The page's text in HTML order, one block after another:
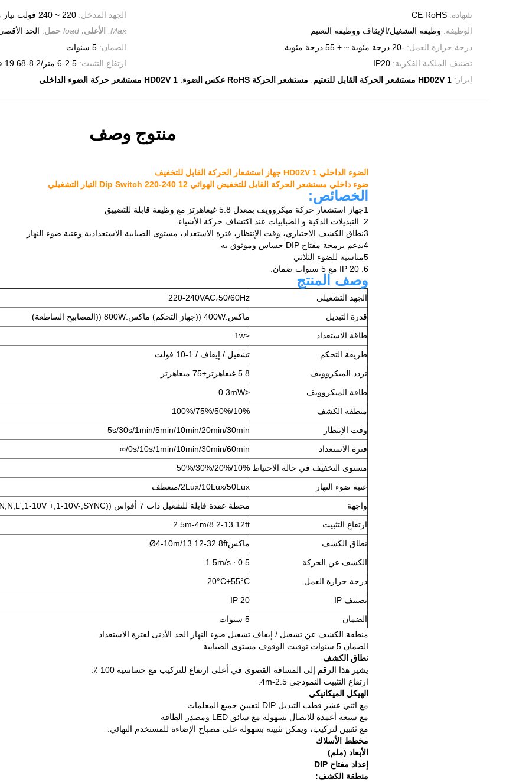
الجهد المدخل: 220 ~ 240 فولت تيار متردد 50/60 هرتز شهادة: CE RoHS
Max.
الأعلى. load حمل: الحد الأقصى 400 الوظيفة: وظيفة التشغيل/الإيقاف ووظيفة التعتيم
الضمان: 5 سنوات درجة حرارة العمل: -20 درجة مئوية ~ + 55 درجة مئوية
ارتفاع التثبيت: 2.5-6 متر/8.2-19.68 قدم (مثبتة على السقف) تصنيف الملكية الفكرية: IP20
إبراز: HD02V 1 مستشعر الحركة القابل للتعتيم مستشعر الحركة RoHS عكس الضوء HD02V 1 مستشعر حركة الضوء الداخلي
منتوج وصف
الضوء الداخلي HD02V 1 جهاز استشعار الحركة القابل للتخفيف
ضوء داخلي مستشعر الحركة القابل للتخفيض الهوائي 12 Dip Switch 220-240 التيار التشغيلي
الخصائص:
1جهاز استشعار حركة ميكروويف بمعدل 5.8 غيغاهرتز مع وظيفة قابلة للتضييق
2. التبديلات الذكية و الضبابيات عند اكتشاف حركة الأشياء
3نطاق الكشف الاختياري، وقت الإنتظار، فترة الاستعداد، مستوى الضبابية الاستعدادية وعتبة ضوء النهار.
4يدعم برمجة مفتاح DIP حساس وموثوق به
5مناسبة للضوء الثلاثي
6. IP 20 مع 5 سنوات ضمان.
وصف المنتج
الجهد التشغيلي
220-240VAC،50/60Hz
قدرة التبديل
ماكس.400W ((جهاز التحكم) ماكس.800W ((المصابيح الساطعة)
طاقة الاستعداد
≤
1w
طريقة التحكم
تشغيل / إيقاف / 1-10 فولت
تردد الميكروويف
5.8 غيغاهرتز ±75 ميغاهرتز
طاقة الميكروويف
<0.3mW
منطقة الكشف
10%/50%/75%/100%
وقت الإنتظار
5s/30s/1min/5min/10min/20min/30min
فترة الاستعداد
0s/10s/1min/10min/30min/60min/
∞
مستوى التخفيف في حالة الاحتياط 10%/20%/30%/50%
عتبة ضوء النهار
2Lux/10Lux/50Lux/منعطف
واجهة
محطة عقدة قابلة للشغيل ذات 7 أقواس ((L,N,N,L',1-10V +,1-10V-,SYNC) للكابل 1.5mm2
ارتفاع التثبيت
2.5m-4m/8.2-13.12ft
نطاق الكشف
ماكس Ø4-10m/13.12-32.8ft
الكشف عن الحركة
0.5 ∙ 1.5m/s
درجة حرارة العمل
20°C+55°C
تصنيف IP
IP 20
الضمان
5 سنوات
منطقة الكشف عن تشغيل / إيقاف تشغيل ضوء النهار الحد الأدنى لفترة الاستعداد
الضمان 5 سنوات توقيت الوقوف مستوى الضبابية
نطاق الكشف
يشير هذا الرقم إلى المسافة القصوى في أعلى ارتفاع للتركيب مع حساسية 100 ٪.
ارتفاع التثبيت النموذجي 2.5-4m.
الهيكل الميكانيكي
مع اثني عشر قطب التبديل DIP لتعيين جميع المعلمات
مع سبعة أعمدة للاتصال بسهولة مع سائق LED ومصدر الطاقة
مع ثقبين لتركيب، ويمكن تثبيته بسهولة على مصباح الإضاءة للمستخدم النهائي.
مخطط الأسلاك
الأبعاد (ملم)
إعداد مفتاح DIP
منطقة الكشف: